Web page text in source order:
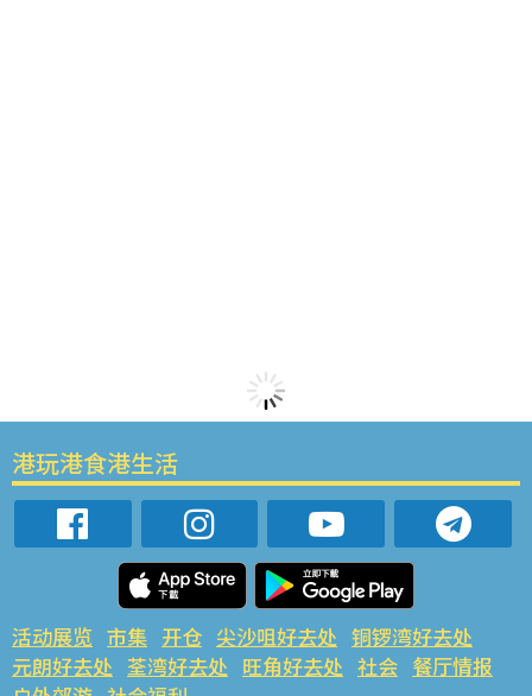
港玩港食港生活
活动展览 市集 开仓 尖沙咀好去处 铜锣湾好去处
元朗好去处 荃湾好去处 旺角好去处 社会 餐厅情报